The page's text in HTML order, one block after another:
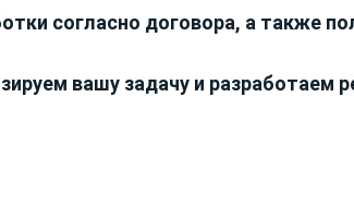
согласно договора, а также
вашу задачу и разработаем